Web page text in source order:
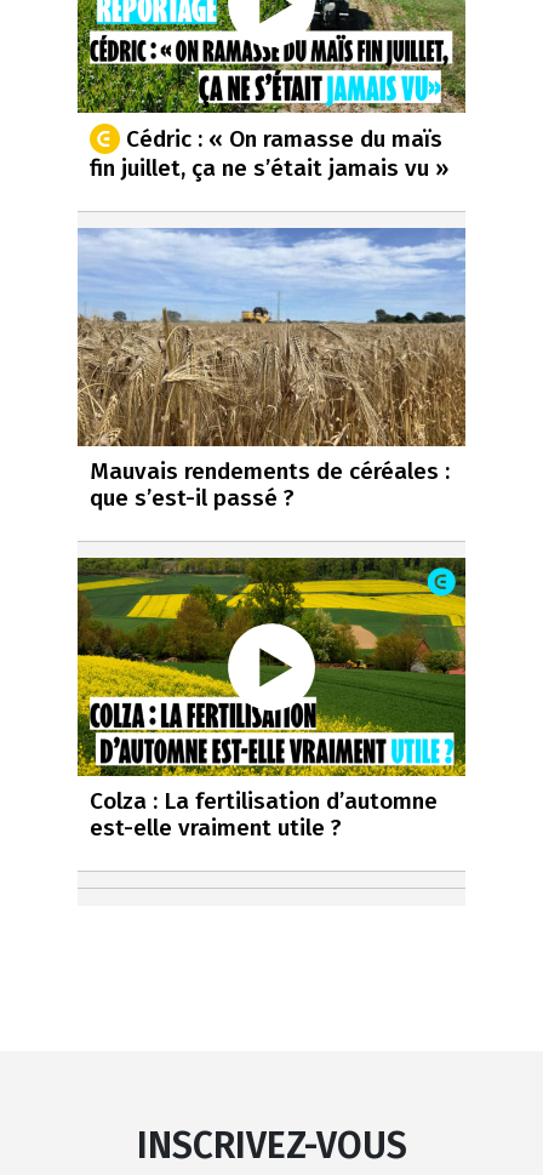
Cédric : « On ramasse du maïs
fin juillet, ça ne s’était jamais vu »
Mauvais rendements de céréales :
que s’est-il passé ?
Colza : La fertilisation d’automne
est-elle vraiment utile ?
INSCRIVEZ-VOUS